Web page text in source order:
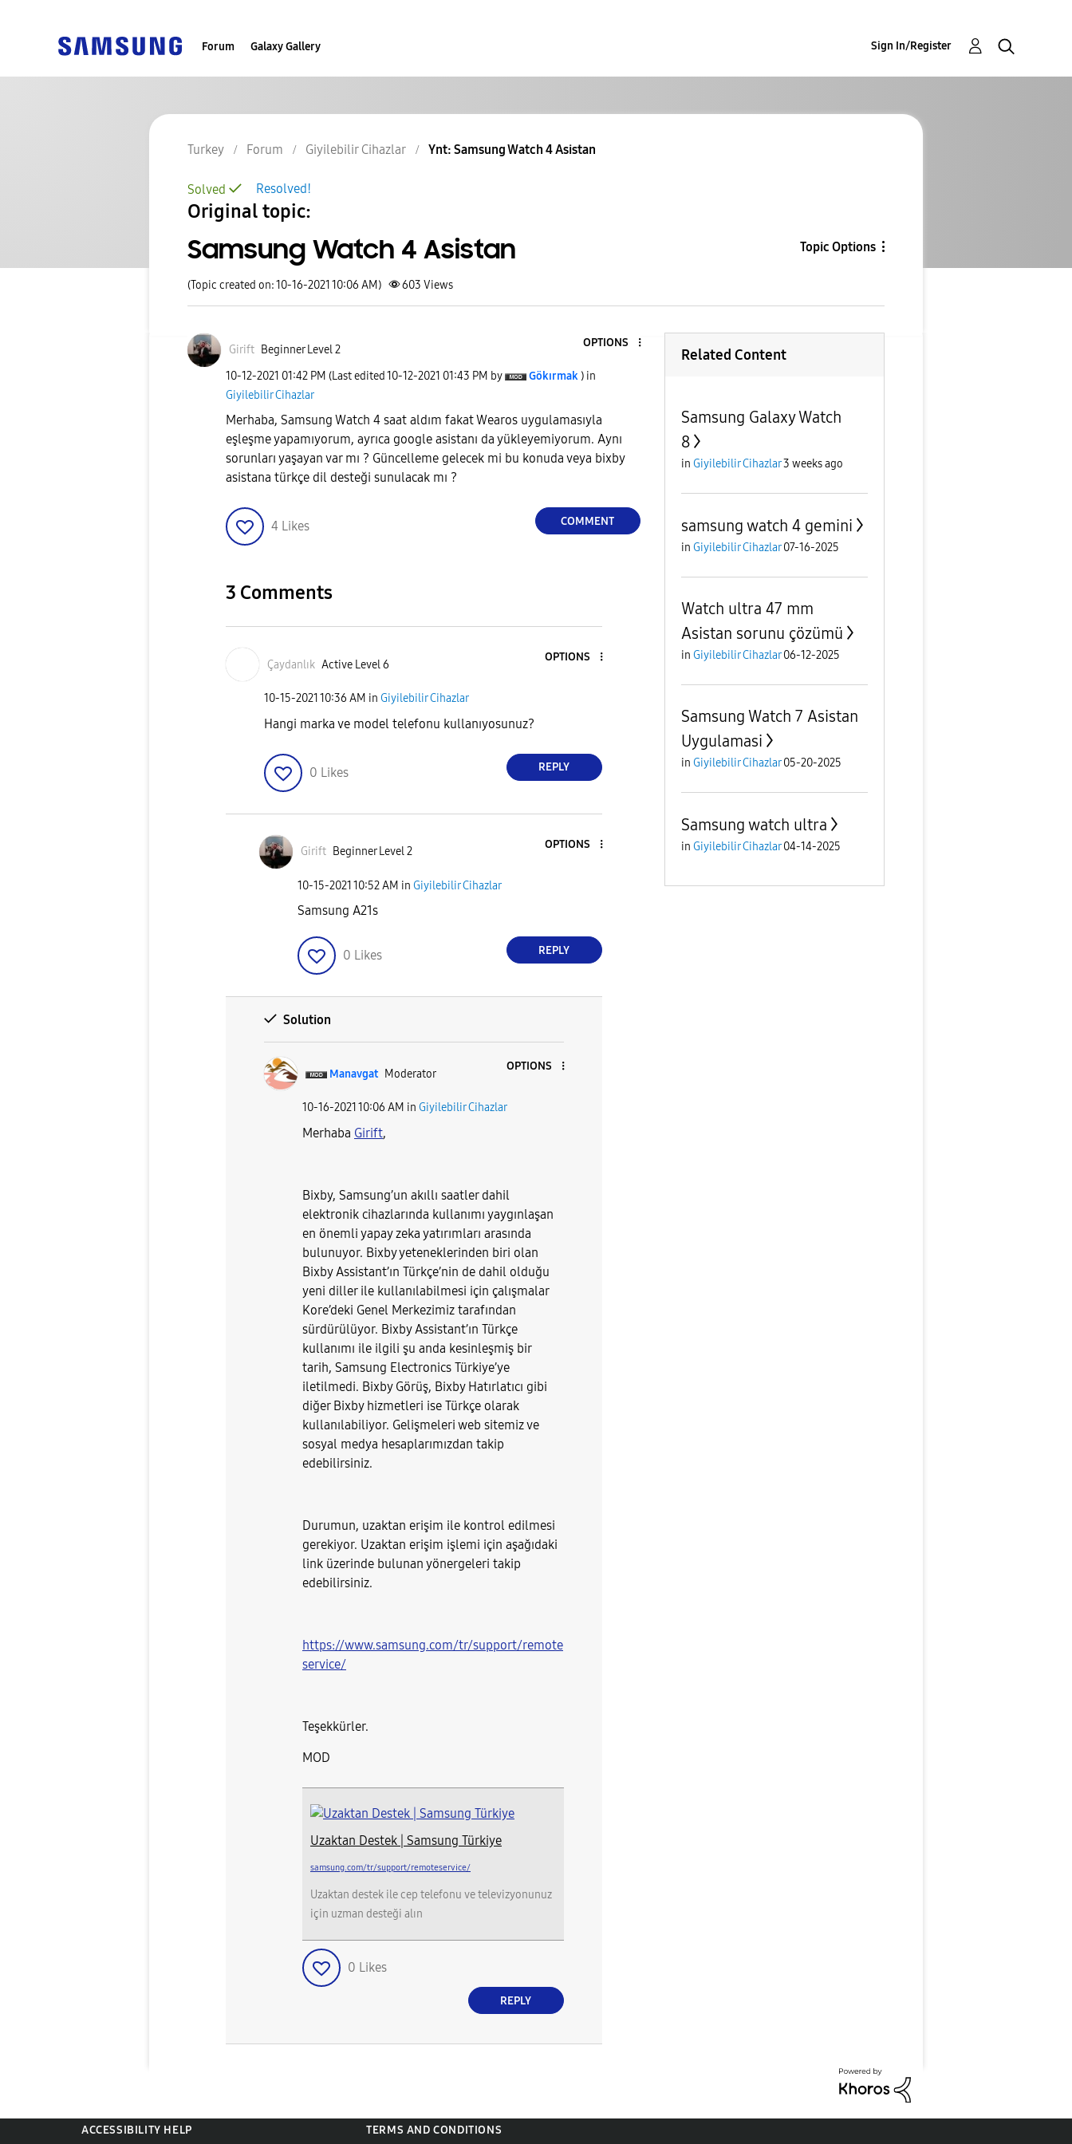
Forum Galaxy Gallery Sign In/Register
Turkey Forum Giyilebilir Cihazlar Ynt: Samsung Watch 4 Asistan
Resolved!
Solved
Original topic:
Samsung Watch 4 Asistan Topic Options
(Topic created on: 10-16-2021 10:06 AM) 603 Views
Girift Beginner Level 2
OPTIONS
‎10-12-2021 01:42 PM (Last edited ‎10-12-2021 01:43 PM by Gökırmak ) in
Giyilebilir Cihazlar
Merhaba, Samsung Watch 4 saat aldım fakat Wearos uygulamasıyla
eşleşme yapamıyorum, ayrıca google asistanı da yükleyemiyorum. Aynı
sorunları yaşayan var mı ? Güncelleme gelecek mi bu konuda veya bixby
asistana türkçe dil desteği sunulacak mı ?
4 Likes COMMENT
3 Comments
Çaydanlık Active Level 6
OPTIONS
‎10-15-2021 10:36 AM in Giyilebilir Cihazlar
Hangi marka ve model telefonu kullanıyosunuz?
0 Likes REPLY
Girift Beginner Level 2
OPTIONS
‎10-15-2021 10:52 AM in Giyilebilir Cihazlar
Samsung A21s
0 Likes REPLY
Solution
Manavgat Moderator
OPTIONS
‎10-16-2021 10:06 AM in Giyilebilir Cihazlar
Merhaba Girift,
Bixby, Samsung’un akıllı saatler dahil
elektronik cihazlarında kullanımı yaygınlaşan
en önemli yapay zeka yatırımları arasında
bulunuyor. Bixby yeteneklerinden biri olan
Bixby Assistant’ın Türkçe’nin de dahil olduğu
yeni diller ile kullanılabilmesi için çalışmalar
Kore’deki Genel Merkezimiz tarafından
sürdürülüyor. Bixby Assistant’ın Türkçe
kullanımı ile ilgili şu anda kesinleşmiş bir
tarih, Samsung Electronics Türkiye’ye
iletilmedi. Bixby Görüş, Bixby Hatırlatıcı gibi
diğer Bixby hizmetleri ise Türkçe olarak
kullanılabiliyor. Gelişmeleri web sitemiz ve
sosyal medya hesaplarımızdan takip
edebilirsiniz.
Durumun, uzaktan erişim ile kontrol edilmesi
gerekiyor. Uzaktan erişim işlemi için aşağıdaki
link üzerinde bulunan yönergeleri takip
edebilirsiniz.
https://www.samsung.com/tr/support/remote
service/
Teşekkürler.
MOD
Uzaktan Destek | Samsung Türkiye
samsung.com/tr/support/remoteservice/
Uzaktan destek ile cep telefonu ve televizyonunuz
için uzman desteği alın
0 Likes
REPLY
Related Content
Samsung Galaxy Watch
8
in Giyilebilir Cihazlar3 weeks ago
samsung watch 4 gemini
in Giyilebilir Cihazlar 07-16-2025
Watch ultra 47 mm
Asistan sorunu çözümü
in Giyilebilir Cihazlar 06-12-2025
Samsung Watch 7 Asistan
Uygulamasi
in Giyilebilir Cihazlar 05-20-2025
Samsung watch ultra
in Giyilebilir Cihazlar 04-14-2025
ACCESSIBILITY HELP TERMS AND CONDITIONS